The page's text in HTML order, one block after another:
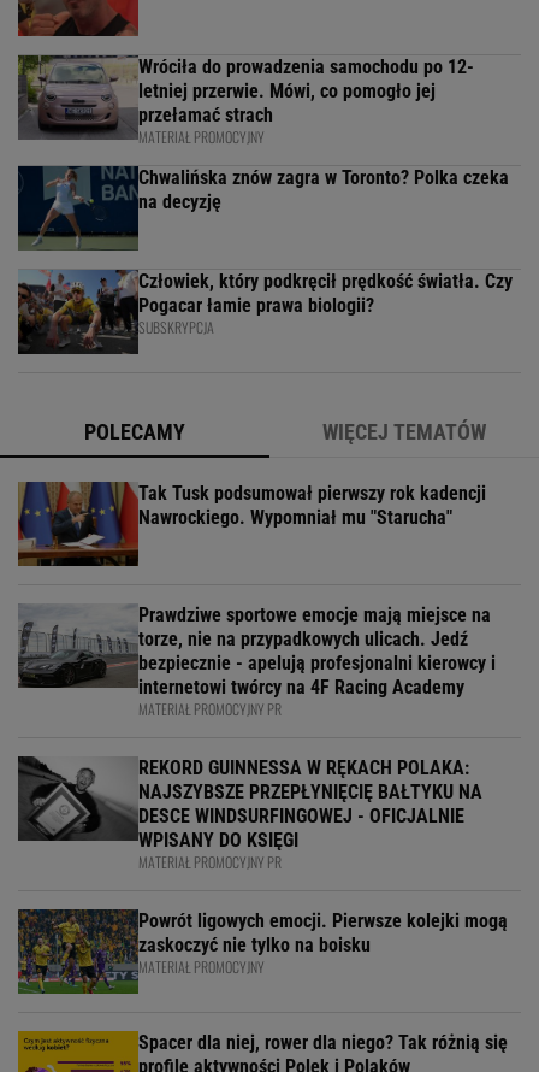
Wróciła do prowadzenia samochodu po 12-
letniej przerwie. Mówi, co pomogło jej
przełamać strach
MATERIAŁ PROMOCYJNY
Chwalińska znów zagra w Toronto? Polka czeka
na decyzję
Człowiek, który podkręcił prędkość światła. Czy
Pogacar łamie prawa biologii?
SUBSKRYPCJA
POLECAMY WIĘCEJ TEMATÓW
Tak Tusk podsumował pierwszy rok kadencji
Nawrockiego. Wypomniał mu "Starucha"
Prawdziwe sportowe emocje mają miejsce na
torze, nie na przypadkowych ulicach. Jedź
bezpiecznie - apelują profesjonalni kierowcy i
internetowi twórcy na 4F Racing Academy
MATERIAŁ PROMOCYJNY PR
REKORD GUINNESSA W RĘKACH POLAKA:
NAJSZYBSZE PRZEPŁYNIĘCIĘ BAŁTYKU NA
DESCE WINDSURFINGOWEJ - OFICJALNIE
WPISANY DO KSIĘGI
MATERIAŁ PROMOCYJNY PR
Powrót ligowych emocji. Pierwsze kolejki mogą
zaskoczyć nie tylko na boisku
MATERIAŁ PROMOCYJNY
Spacer dla niej, rower dla niego? Tak różnią się
profile aktywności Polek i Polaków